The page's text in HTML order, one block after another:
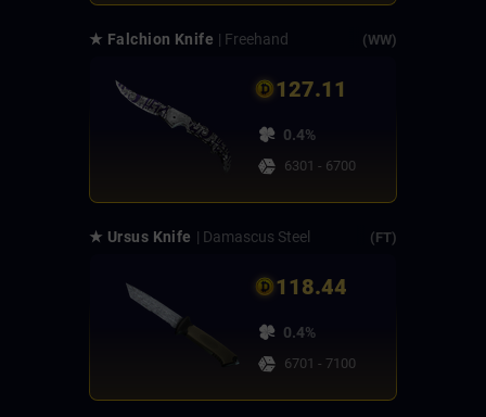
★ Falchion Knife | Freehand (WW)
127.11
0.4%
6301 - 6700
★ Ursus Knife | Damascus Steel (FT)
118.44
0.4%
6701 - 7100